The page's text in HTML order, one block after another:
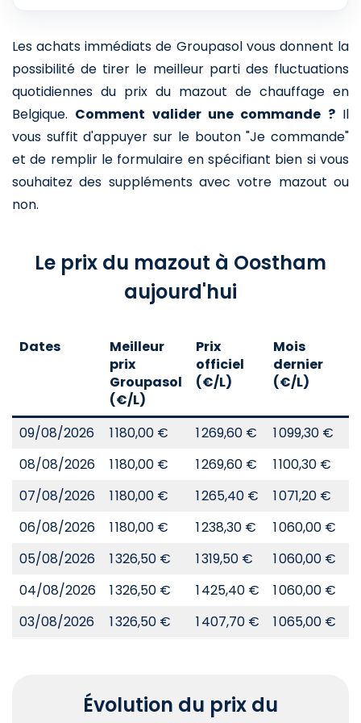
Les achats immédiats de Groupasol vous donnent la
possibilité de tirer le meilleur parti des fluctuations
quotidiennes du prix du mazout de chauffage en
Belgique. Comment valider une commande ?Il
vous suffit d'appuyer sur le bouton "Je commande"
et de remplir le formulaire en spécifiant bien si vous
souhaitez des suppléments avec votre mazout ou
non.
Le prix du mazout à Oostham
aujourd'hui
Dates
Meilleur
prix
Groupasol
(€/L)
Prix
officiel
(€/L)
Mois
dernier
(€/L)
09/08/2026 1 180,00 € 1 269,60 € 1 099,30 €
08/08/2026
1 180,00 € 1 269,60 € 1 100,30 €
07/08/2026
1 180,00 € 1 265,40 € 1 071,20 €
06/08/2026
1 180,00 € 1 238,30 € 1 060,00 €
05/08/2026
1 326,50 € 1 319,50 € 1 060,00 €
04/08/2026
1 326,50 € 1 425,40 € 1 060,00 €
03/08/2026
1 326,50 € 1 407,70 € 1 065,00 €
Évolution du prix du